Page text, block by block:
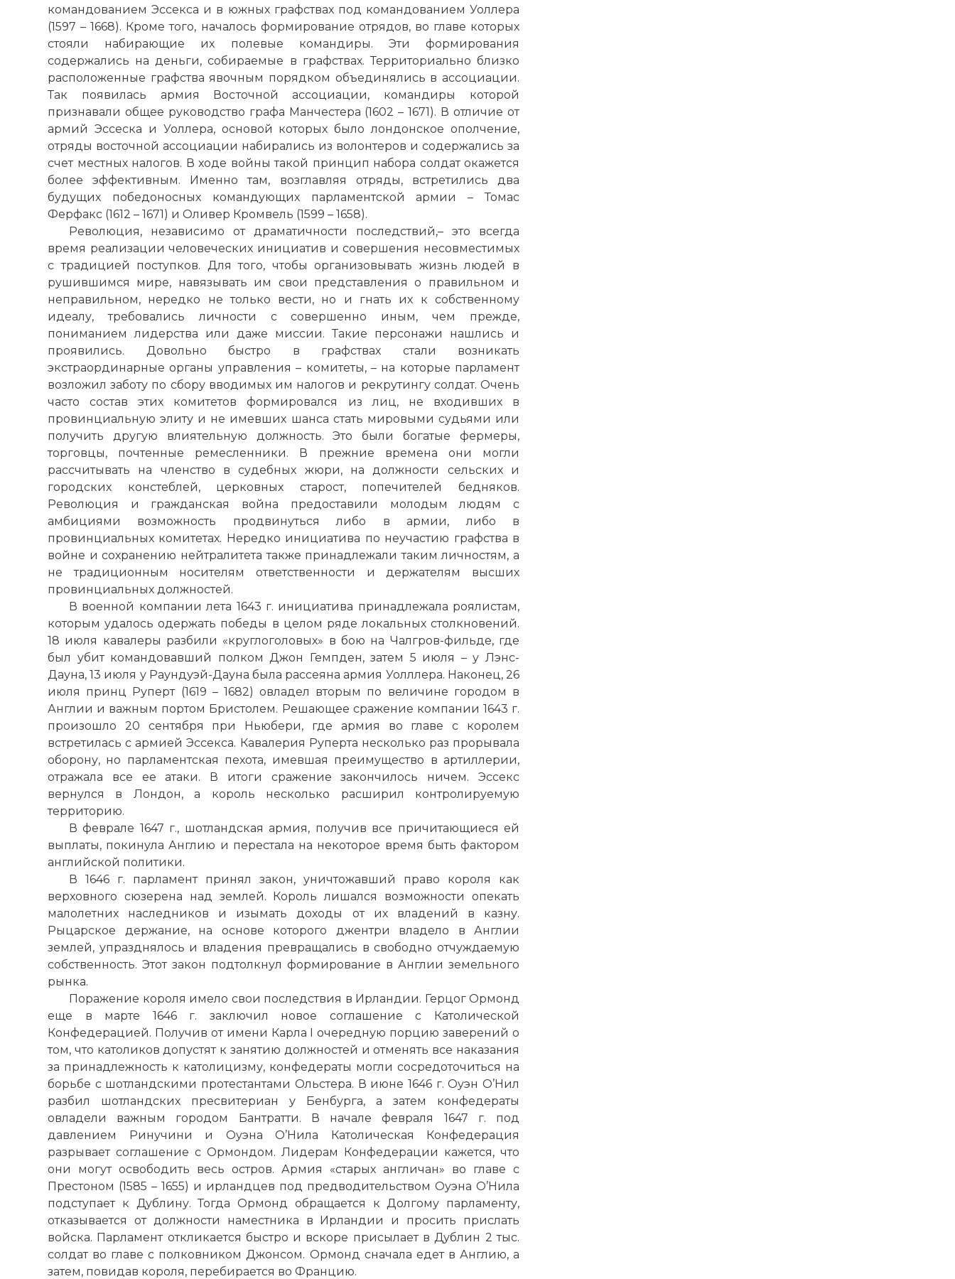
командованием Эссекса и в южных графствах под командованием Уоллера
(1597 – 1668). Кроме того, началось формирование отрядов, во главе которых
стояли набирающие их полевые командиры. Эти формирования
содержались на деньги, собираемые в графствах. Территориально близко
расположенные графства явочным порядком объединялись в ассоциации.
Так появилась армия Восточной ассоциации, командиры которой
признавали общее руководство графа Манчестера (1602 – 1671). В отличие от
армий Эссеска и Уоллера, основой которых было лондонское ополчение,
отряды восточной ассоциации набирались из волонтеров и содержались за
счет местных налогов. В ходе войны такой принцип набора солдат окажется
более эффективным. Именно там, возглавляя отряды, встретились два
будущих победоносных командующих парламентской армии – Томас
Ферфакс (1612 – 1671) и Оливер Кромвель (1599 – 1658).
Революция, независимо от драматичности последствий,– это всегда
время реализации человеческих инициатив и совершения несовместимых
с традицией поступков. Для того, чтобы организовывать жизнь людей в
рушившимся мире, навязывать им свои представления о правильном и
неправильном, нередко не только вести, но и гнать их к собственному
идеалу, требовались личности с совершенно иным, чем прежде,
пониманием лидерства или даже миссии. Такие персонажи нашлись и
проявились. Довольно быстро в графствах стали возникать
экстраординарные органы управления – комитеты, – на которые парламент
возложил заботу по сбору вводимых им налогов и рекрутингу солдат. Очень
часто состав этих комитетов формировался из лиц, не входивших в
провинциальную элиту и не имевших шанса стать мировыми судьями или
получить другую влиятельную должность. Это были богатые фермеры,
торговцы, почтенные ремесленники. В прежние времена они могли
рассчитывать на членство в судебных жюри, на должности сельских и
городских констеблей, церковных старост, попечителей бедняков.
Революция и гражданская война предоставили молодым людям с
амбициями возможность продвинуться либо в армии, либо в
провинциальных комитетах. Нередко инициатива по неучастию графства в
войне и сохранению нейтралитета также принадлежали таким личностям, а
не традиционным носителям ответственности и держателям высших
провинциальных должностей.
В военной компании лета 1643 г. инициатива принадлежала роялистам,
которым удалось одержать победы в целом ряде локальных столкновений.
18 июля кавалеры разбили «круглоголовых» в бою на Чалгров-фильде, где
был убит командовавший полком Джон Гемпден, затем 5 июля – у Лэнс-
Дауна, 13 июля у Раундуэй-Дауна была рассеяна армия Уолллера. Наконец, 26
июля принц Руперт (1619 – 1682) овладел вторым по величине городом в
Англии и важным портом Бристолем. Решающее сражение компании 1643 г.
произошло 20 сентября при Ньюбери, где армия во главе с королем
встретилась с армией Эссекса. Кавалерия Руперта несколько раз прорывала
оборону, но парламентская пехота, имевшая преимущество в артиллерии,
отражала все ее атаки. В итоги сражение закончилось ничем. Эссекс
вернулся в Лондон, а король несколько расширил контролируемую
территорию.
В феврале 1647 г., шотландская армия, получив все причитающиеся ей
выплаты, покинула Англию и перестала на некоторое время быть фактором
английской политики.
В 1646 г. парламент принял закон, уничтожавший право короля как
верховного сюзерена над землей. Король лишался возможности опекать
малолетних наследников и изымать доходы от их владений в казну.
Рыцарское держание, на основе которого джентри владело в Англии
землей, упразднялось и владения превращались в свободно отчуждаемую
собственность. Этот закон подтолкнул формирование в Англии земельного
рынка.
Поражение короля имело свои последствия в Ирландии. Герцог Ормонд
еще в марте 1646 г. заключил новое соглашение с Католической
Конфедерацией. Получив от имени Карла I очередную порцию заверений о
том, что католиков допустят к занятию должностей и отменять все наказания
за принадлежность к католицизму, конфедераты могли сосредоточиться на
борьбе с шотландскими протестантами Ольстера. В июне 1646 г. Оуэн О’Нил
разбил шотландских пресвитериан у Бенбурга, а затем конфедераты
овладели важным городом Бантратти. В начале февраля 1647 г. под
давлением Ринучини и Оуэна О’Нила Католическая Конфедерация
разрывает соглашение с Ормондом. Лидерам Конфедерации кажется, что
они могут освободить весь остров. Армия «старых англичан» во главе с
Престоном (1585 – 1655) и ирландцев под предводительством Оуэна О’Нила
подступает к Дублину. Тогда Ормонд обращается к Долгому парламенту,
отказывается от должности наместника в Ирландии и просить прислать
войска. Парламент откликается быстро и вскоре присылает в Дублин 2 тыс.
солдат во главе с полковником Джонсом. Ормонд сначала едет в Англию, а
затем, повидав короля, перебирается во Францию.
☓
К группе умеренных ковенантеров примыкали немногочисленные
шотландские роялисты, чьи позиции были наиболее сильны в
Абердиншире, во главе с Джорджем Гордоном, 2-м маркизом Хантли и
лидером клана Гордон. Однако между Монтрозом и Хантли существовала
давняя вражда, возникшая ещё в период Епископских войн, когда
парламентская армия Монтроза полностью разгромила войска Гордонов, а
сам маркиз Хантли был арестован и заключён в Эдинбургский замок. Это
значительно осложняло перспективы совместных действий Гордонов и
Монтроза в защиту короля.
Фото статьи: